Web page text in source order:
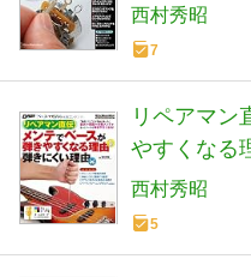
西村秀昭
7
リペアマン
やすくなる
ス・マガジ
西村秀昭
5